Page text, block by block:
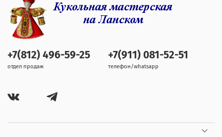
+7(812) 496-59-25
отдел продаж
+7(911) 081-52-51
телефон/whatsapp